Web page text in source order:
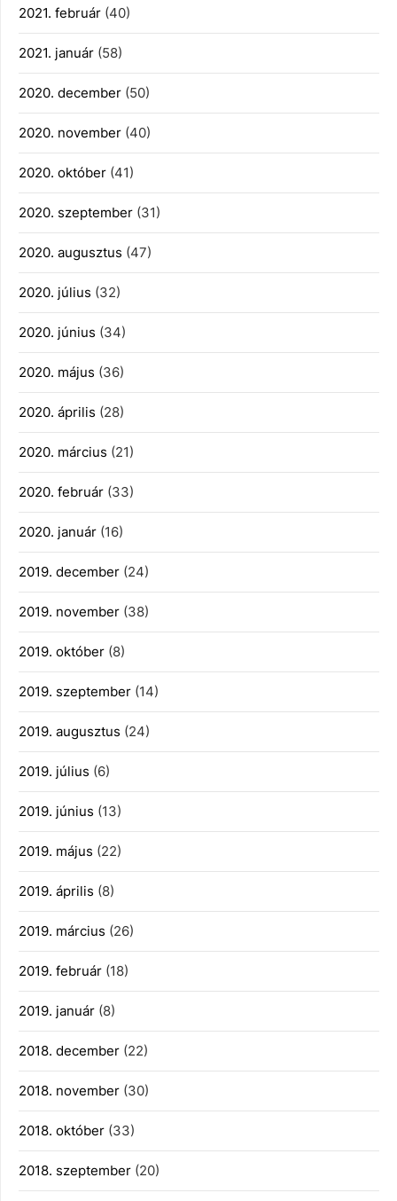
2021. február (40)
2021. január (58)
2020. december (50)
2020. november (40)
2020. október (41)
2020. szeptember (31)
2020. augusztus (47)
2020. július (32)
2020. június (34)
2020. május (36)
2020. április (28)
2020. március (21)
2020. február (33)
2020. január (16)
2019. december (24)
2019. november (38)
2019. október (8)
2019. szeptember (14)
2019. augusztus (24)
2019. július (6)
2019. június (13)
2019. május (22)
2019. április (8)
2019. március (26)
2019. február (18)
2019. január (8)
2018. december (22)
2018. november (30)
2018. október (33)
2018. szeptember (20)